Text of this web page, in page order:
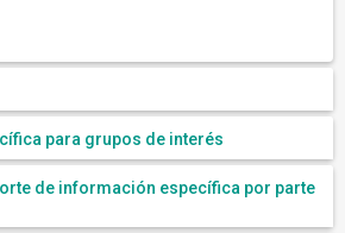
para grupos de interés
de información específica por parte